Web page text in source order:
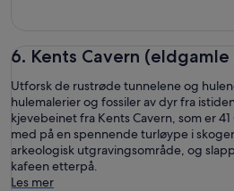
6. Kents Cavern
Utforsk de rustrøde tunnelene og
hulemalerier og fossiler av dyr fra
kjevebeinet fra Kents Cavern, som er
med på en spennende turløype i
arkeologisk utgravingsområde, og
kafeen etterpå.
Les mer